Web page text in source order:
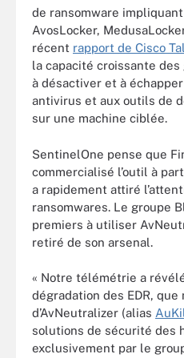
de ransomware
AvosLocker,
récent rapport de Cisco
la capacité croissante
à désactiver et à
antivirus et aux outils de
sur une machine ciblée.
SentinelOne pense que
commercialisé l’outil à
a rapidement attiré
ransomwares. Le groupe
premiers à utiliser
retiré de son arsenal.
« Notre télémétrie a
dégradation des EDR,
d’AvNeutralizer (alias
solutions de sécurité des
exclusivement par le